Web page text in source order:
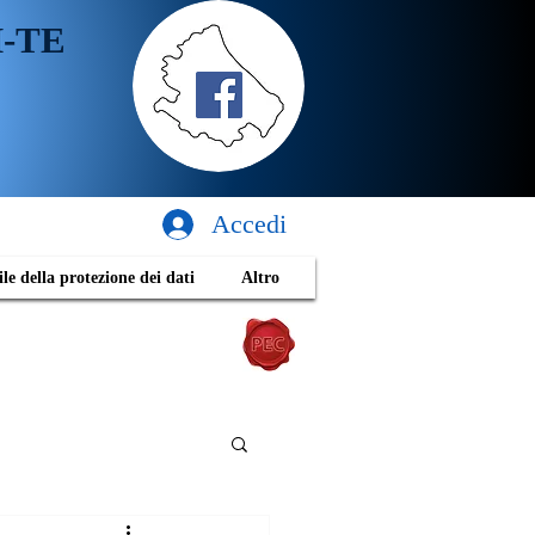
TE
della protezione dei dati Altro
Accedi